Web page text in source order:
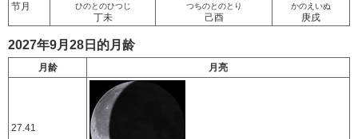
节月
ひのとのひつじ
丁未
つちのとのとり
己酉
かのえいぬ
庚戌
2027年9月28日的月龄
月龄 月亮
27.41